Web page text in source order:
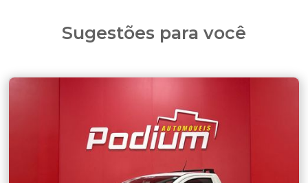
Sugestões para você